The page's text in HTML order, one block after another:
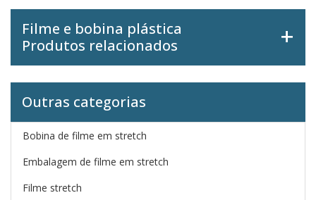
Filme e bobina plástica
Produtos relacionados
Outras categorias
Bobina de filme em stretch
Embalagem de filme em stretch
Filme stretch